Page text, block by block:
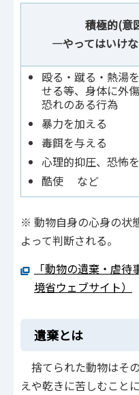
積極的(意
―やってはいけ
殴る・蹴る・熱湯
せる等、身体に外
恐れのある行為
暴力を加える
毒餌を与える
心理的抑圧、恐怖
酷使 など
※ 動物自身の心身の状
よって判断される。
「動物の遺棄・虐
境省ウェブサイト）
遺棄とは
捨てられた動物はそ
えや乾きに苦しむこと